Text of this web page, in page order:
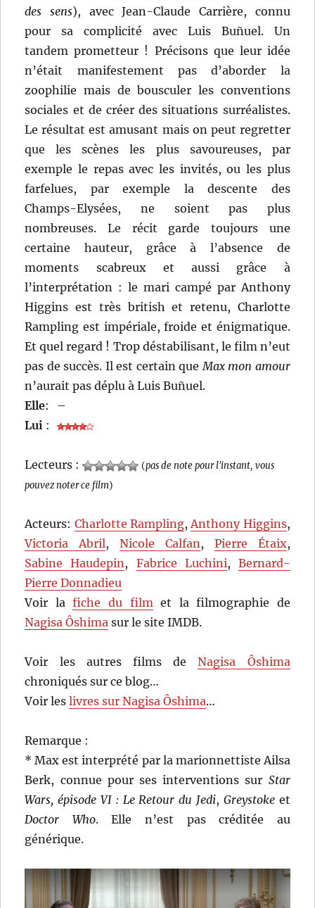
des sens), avec Jean-Claude Carrière, connu
pour sa complicité avec Luis Buñuel. Un
tandem prometteur ! Précisons que leur idée
n’était manifestement pas d’aborder la
zoophilie mais de bousculer les conventions
sociales et de créer des situations surréalistes.
Le résultat est amusant mais on peut regretter
que les scènes les plus savoureuses, par
exemple le repas avec les invités, ou les plus
farfelues, par exemple la descente des
Champs-Elysées, ne soient pas plus
nombreuses. Le récit garde toujours une
certaine hauteur, grâce à l’absence de
moments scabreux et aussi grâce à
l’interprétation : le mari campé par Anthony
Higgins est très british et retenu, Charlotte
Rampling est impériale, froide et énigmatique.
Et quel regard ! Trop déstabilisant, le film n’eut
pas de succès. Il est certain queMax mon amour
n’aurait pas déplu à Luis Buñuel.
Elle:
–
Lui :
Lecteurs : (pas de note pour l'instant, vous
pouvez noter ce film)
Acteurs: Charlotte Rampling,Anthony Higgins,
Victoria Abril,Nicole Calfan, Pierre Étaix,
Sabine Haudepin, Fabrice Luchini, Bernard-
Pierre Donnadieu
Voir lafiche du filmet la filmographie de
Nagisa Ôshima sur le site IMDB.
Voir les autres films deNagisa Ôshima
chroniqués sur ce blog…
Voir leslivres sur Nagisa Ôshima…
Remarque :
* Max est interprété par la marionnettiste Ailsa
Berk, connue pour ses interventions sur Star
Wars, épisode VI : Le Retour du Jedi, Greystokeet
Doctor Who. Elle n’est pas créditée au
générique.